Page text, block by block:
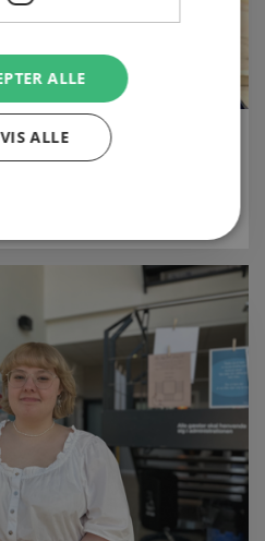
MATHIAS
ALLE
ALLE